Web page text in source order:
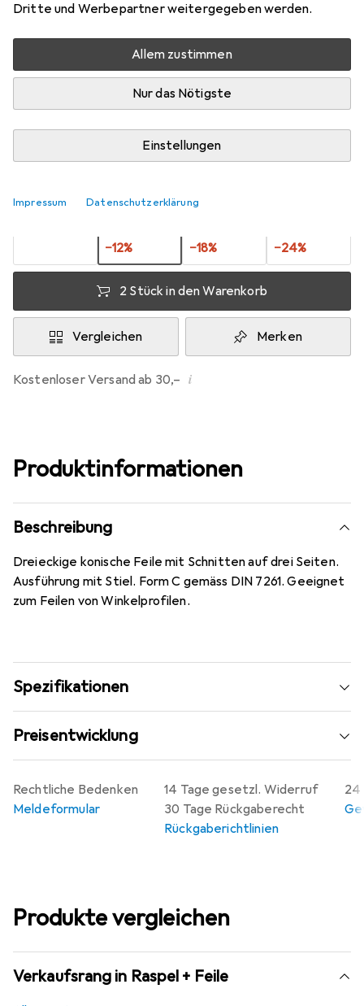
Dritte und Werbepartner weitergegeben werden.
Allem zustimmen
Nur das Nötigste
Einstellungen
Impressum Datenschutzerklärung
Zwischen Di, 18.8. und Do, 20.8. geliefert
Benachrichtigen, wenn schneller verfügbar
1 Stück
2 Stück
−12%
3 Stück
−18% −24%
2 Stück in den Warenkorb
Vergleichen Merken
Kostenloser Versand ab 30,– i
Produktinformationen
Beschreibung
Dreieckige konische Feile mit Schnitten auf drei Seiten.
Ausführung mit Stiel. Form C gemäss DIN 7261. Geeignet
zum Feilen von Winkelprofilen.
Spezifikationen
Preisentwicklung
14 Tage gesetzl. Widerruf
30 Tage Rückgaberecht
Rückgaberichtlinien
24
Rechtliche Bedenken
Meldeformular
Produkte vergleichen
Verkaufsrang in Raspel + Feile